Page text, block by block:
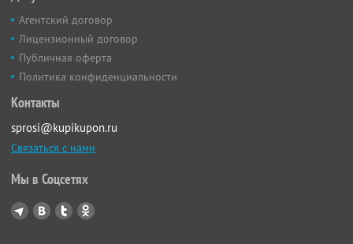
Агентский договор
Лицензионный договор
Публичная оферта
Политика конфиденциальности
Контакты
sprosi@kupikupon.ru
Связаться с нами
Мы в Соцсетях